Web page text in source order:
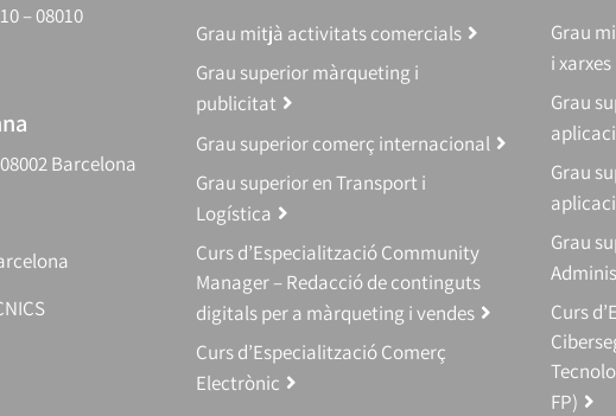
– 08010
Barcelona
Grau mitjà activitats comercials
Grau superior màrqueting i
publicitat
Grau superior comerç internacional
Grau superior en Transport i
Logística
Curs d’Especialització Community
Manager – Redacció de continguts
digitals per a màrqueting i vendes
Curs d’Especialització Comerç
Electrònic
Grau
i xarxes
Grau
Grau
Grau
Curs
FP)